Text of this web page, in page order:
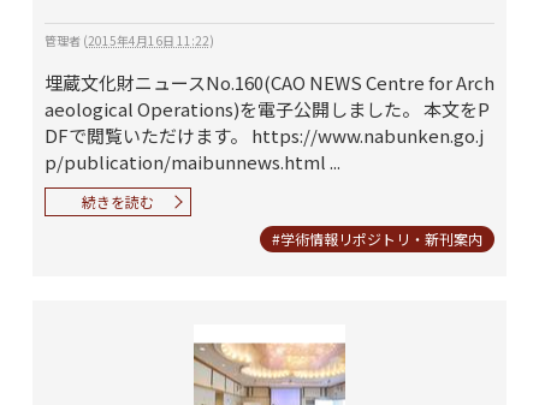
管理者(2015年4月16日 11:22)
埋蔵文化財ニュースNo.160(CAO NEWS Centre for Arch
aeological Operations)を電子公開しました。 本文をP
DFで閲覧いただけます。 https://www.nabunken.go.j
p/publication/maibunnews.html ...
続きを読む
#学術情報リポジトリ・新刊案内